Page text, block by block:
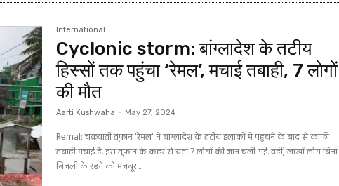
International
Cyclonic storm: बांग्लादेश के तटीय
हिस्सों तक पहुंचा ‘रेमल’, मचाई तबाही, 7 लोगों
की मौत
Aarti Kushwaha - May 27, 2024
Remal: चक्रवाती तूफान 'रेमल' ने बांग्लादेश के तटीय इलाकों में पहुंचने के बाद से काफी
तबाही मचाई है. इस तूफान के कहर से यहां 7 लोगों की जान चली गई. वहीं, लाखों लोग बिना
बिजली के रहने को मजबूर...